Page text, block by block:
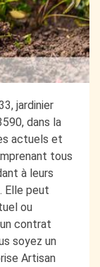
jardinier
dans la
actuels et
tous
à leurs
Elle peut
ou
contrat
soyez un
Artisan